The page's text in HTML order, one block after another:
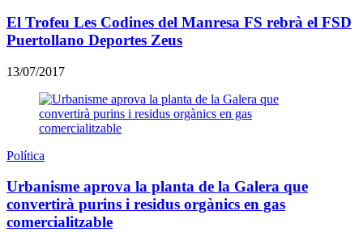
El Trofeu Les Codines del Manresa FS rebrà el FSD
Puertollano Deportes Zeus
13/07/2017
Política
Urbanisme aprova la planta de la Galera que
convertirà purins i residus orgànics en gas
comercialitzable